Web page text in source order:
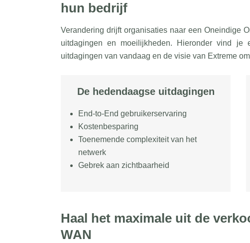
hun bedrijf
Verandering drijft organisaties naar een Oneindige
uitdagingen en moeilijkheden. Hieronder vind je
uitdagingen van vandaag en de visie van Extreme
De hedendaagse uitdagingen
End-to-End gebruikerservaring
Kostenbesparing
Toenemende complexiteit van het
netwerk
Gebrek aan zichtbaarheid
Haal het maximale uit de
WAN